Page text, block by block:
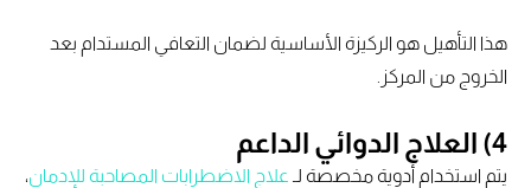
هذا التأهيل هو الركيزة الأساسية لضمان التعافي المستدام بعد
الخروج من المركز.
4) العلاج الدوائي الداعم
يتم استخدام أدوية مخصصة لـ علاج الاضطرابات المصاحبة للإدمان،